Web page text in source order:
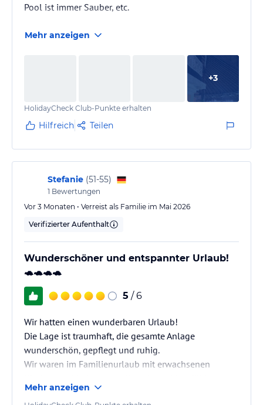
Pool ist immer Sauber, etc.
Mehr anzeigen
+3
HolidayCheck Club-Punkte erhalten
Hilfreich Teilen
Stefanie (51-55)
1 Bewertungen
Vor 3 Monaten • Verreist als Familie im Mai 2026
Verifizierter Aufenthalt
Wunderschöner und entspannter Urlaub!
🐢🐢🐢🐢
5 / 6
Wir hatten einen wunderbaren Urlaub!
Die Lage ist traumhaft, die gesamte Anlage
wunderschön, gepflegt und ruhig.
Wir waren im Familienurlaub mit erwachsenen
Gerne kommen wir wieder!
Mehr anzeigen